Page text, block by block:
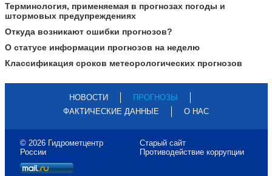
Терминология, применяемая в прогнозах погоды и
штормовых предупреждениях
Откуда возникают ошибки прогнозов?
О статусе информации прогнозов на неделю
Классификация сроков метеорологических прогнозов
НОВОСТИ
ПРОГНОЗЫ
ФАКТИЧЕСКИЕ ДАННЫЕ
О НАС
© 2026 Гидрометцентр
России
Старый сайт
Противодействие коррупции